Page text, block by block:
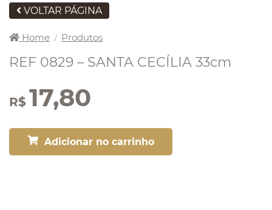
VOLTAR PÁGINA
Home / Produtos
REF 0829 – SANTA CECÍLIA 33cm
R$ 17,80
Adicionar no carrinho